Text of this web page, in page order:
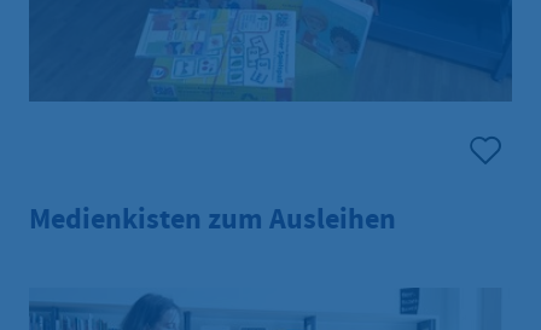
Medienkisten zum Ausleihen